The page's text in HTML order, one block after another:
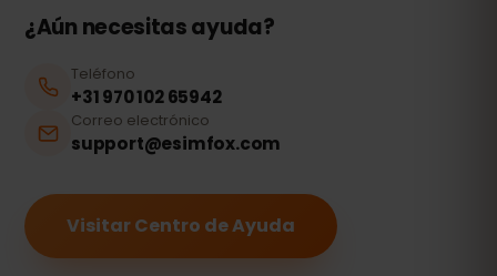
¿Aún necesitas ayuda?
Teléfono
+31 970 102 65942
Correo electrónico
support@esimfox.com
Visitar Centro de Ayuda